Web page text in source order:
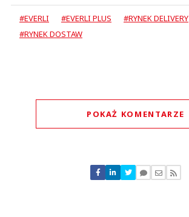
#EVERLI #EVERLI PLUS
#RYNEK DELIVERY
#RYNEK DOSTAW
POKAŻ KOMENTARZE